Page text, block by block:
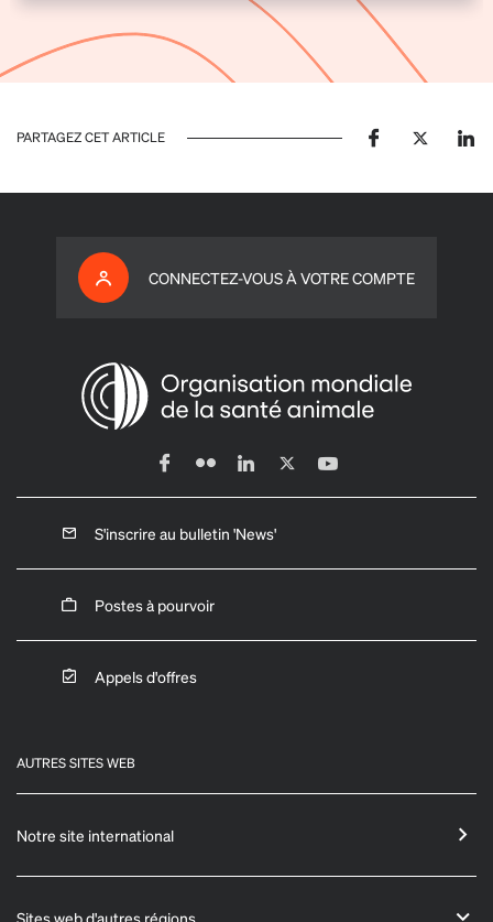
PARTAGEZ CET ARTICLE
CONNECTEZ-VOUS À VOTRE COMPTE
S'inscrire au bulletin 'News'
Postes à pourvoir
Appels d'offres
AUTRES SITES WEB
Notre site international
Sites web d'autres régions